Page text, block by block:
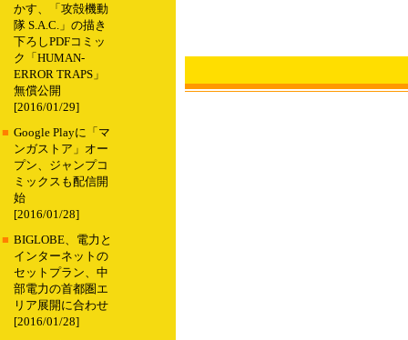
かす、「攻殻機動
隊 S.A.C.」の描き
下ろしPDFコミッ
ク「HUMAN-
ERROR TRAPS」
無償公開
[2016/01/29]
■ Google Playに「マ
ンガストア」オー
プン、ジャンプコ
ミックスも配信開
始
[2016/01/28]
■ BIGLOBE、電力と
インターネットの
セットプラン、中
部電力の首都圏エ
リア展開に合わせ
[2016/01/28]